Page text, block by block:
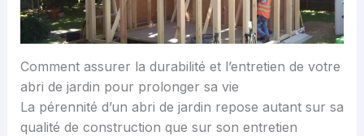
Comment assurer la durabilité et l’entretien de votre
abri de jardin pour prolonger sa vie
La pérennité d’un abri de jardin repose autant sur sa
qualité de construction que sur son entretien